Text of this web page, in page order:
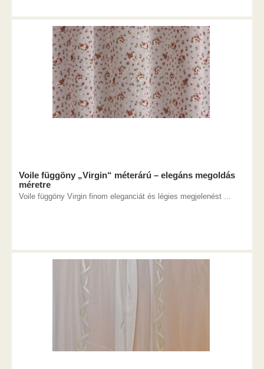
Voile függöny „Virgin“ méterárú – elegáns megoldás
méretre
Voile függöny Virgin finom eleganciát és légies megjelenést ...